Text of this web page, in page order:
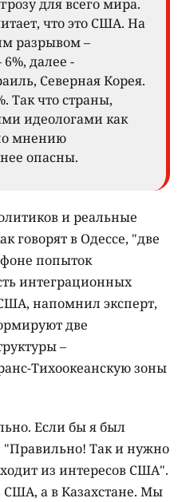
для всего мира.
что это США. На
разрывом –
далее -
Северная Корея.
Так что страны,
идеологами как
мнению
опасны.
и реальные
говорят в Одессе, "две
попыток
интеграционных
напомнил эксперт,
две
–
Тихоокеанскую зоны
Если бы я был
Так и нужно
из интересов США".
а в Казахстане. Мы